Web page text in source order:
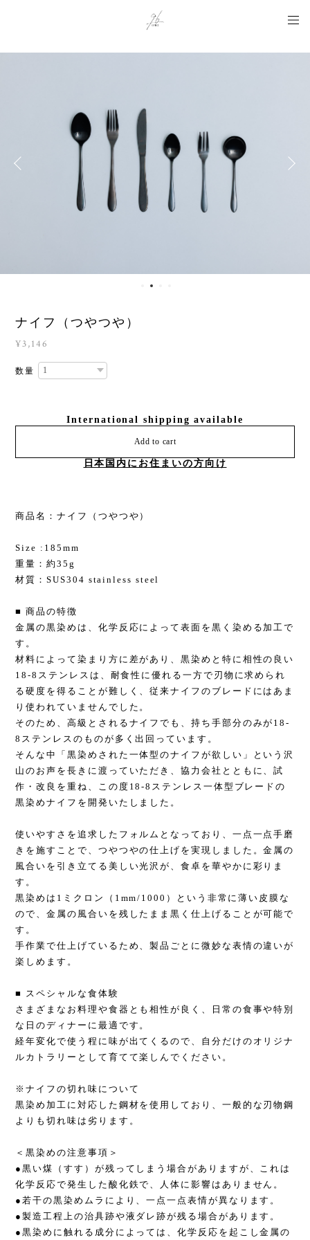
ナイフ（つやつや）
¥3,146
数量
International shipping available
Add to cart
日本国内にお住まいの方向け
商品名：ナイフ（つやつや）
Size :185mm
重量：約35g
材質：SUS304 stainless steel
■ 商品の特徴
金属の黒染めは、化学反応によって表面を黒く染める加工で
す。
材料によって染まり方に差があり、黒染めと特に相性の良い
18-8ステンレスは、耐食性に優れる一方で刃物に求められ
る硬度を得ることが難しく、従来ナイフのブレードにはあま
り使われていませんでした。
そのため、高級とされるナイフでも、持ち手部分のみが18-
8ステンレスのものが多く出回っています。
そんな中「黒染めされた一体型のナイフが欲しい」という沢
山のお声を長きに渡っていただき、協力会社とともに、試
作・改良を重ね、この度18-8ステンレス一体型ブレードの
黒染めナイフを開発いたしました。
使いやすさを追求したフォルムとなっており、一点一点手磨
きを施すことで、つやつやの仕上げを実現しました。金属の
風合いを引き立てる美しい光沢が、食卓を華やかに彩りま
す。
黒染めは1ミクロン（1mm/1000）という非常に薄い皮膜な
ので、金属の風合いを残したまま黒く仕上げることが可能で
す。
手作業で仕上げているため、製品ごとに微妙な表情の違いが
楽しめます。
■ スペシャルな食体験
さまざまなお料理や食器とも相性が良く、日常の食事や特別
な日のディナーに最適です。
経年変化で使う程に味が出てくるので、自分だけのオリジナ
ルカトラリーとして育てて楽しんでください。
※ナイフの切れ味について
黒染め加工に対応した鋼材を使用しており、一般的な刃物鋼
よりも切れ味は劣ります。
＜黒染めの注意事項＞
●黒い煤（すす）が残ってしまう場合がありますが、これは
化学反応で発生した酸化鉄で、人体に影響はありません。
●若干の黒染めムラにより、一点一点表情が異なります。
●製造工程上の治具跡や液ダレ跡が残る場合があります。
●黒染めに触れる成分によっては、化学反応を起こし金属の